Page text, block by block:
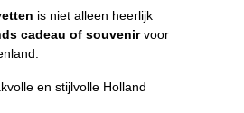
is niet alleen heerlijk
cadeau of souvenirvoor
en stijlvolle Holland